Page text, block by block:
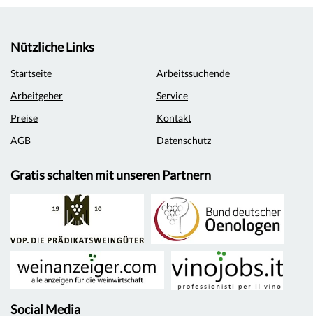
Nützliche Links
Startseite
Arbeitssuchende
Arbeitgeber
Service
Preise
Kontakt
AGB
Datenschutz
Gratis schalten mit unseren Partnern
Social Media